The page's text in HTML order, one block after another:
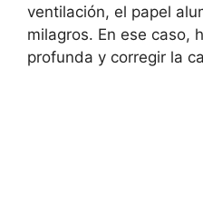
ventilación, el papel
milagros. En ese caso,
profunda y corregir la